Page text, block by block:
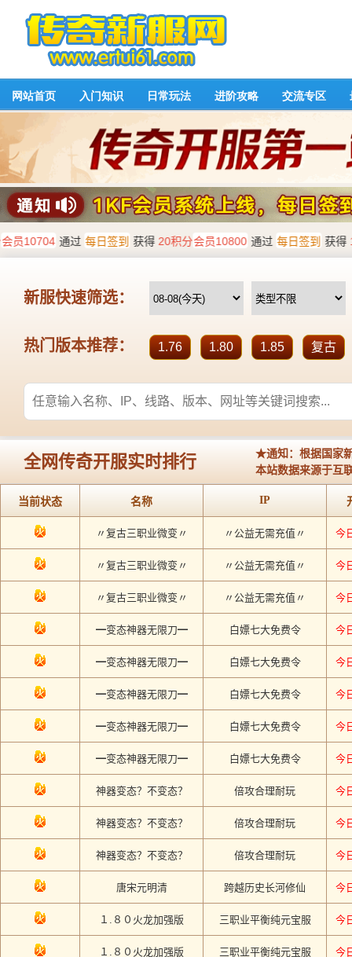
网站首页 入门知识 日常玩法 进阶攻略 交流专区